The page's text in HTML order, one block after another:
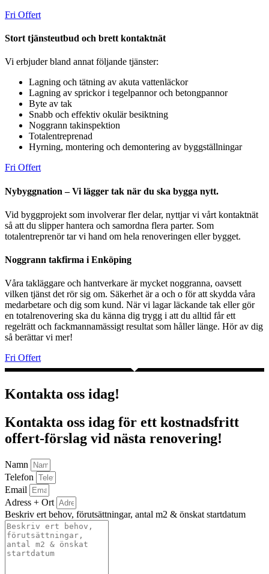
Fri Offert
Stort tjänsteutbud och brett kontaktnät
Vi erbjuder bland annat följande tjänster:
Lagning och tätning av akuta vattenläckor
Lagning av sprickor i tegelpannor och betongpannor
Byte av tak
Snabb och effektiv okulär besiktning
Noggrann takinspektion
Totalentreprenad
Hyrning, montering och demontering av byggställningar
Fri Offert
Nybyggnation – Vi lägger tak när du ska bygga nytt.
Vid byggprojekt som involverar fler delar, nyttjar vi vårt kontaktnät
så att du slipper hantera och samordna flera parter. Som
totalentreprenör tar vi hand om hela renoveringen eller bygget.
Noggrann takfirma i Enköping
Våra takläggare och hantverkare är mycket noggranna, oavsett
vilken tjänst det rör sig om. Säkerhet är a och o för att skydda våra
medarbetare och dig som kund. När vi lagar läckande tak eller gör
en totalrenovering ska du känna dig trygg i att du alltid får ett
regelrätt och fackmannamässigt resultat som håller länge. Hör av dig
så berättar vi mer!
Fri Offert
Kontakta oss idag!
Kontakta oss idag för ett kostnadsfritt
offert-förslag vid nästa renovering!
Namn
Telefon
Email
Adress + Ort
Beskriv ert behov, förutsättningar, antal m2 & önskat startdatum